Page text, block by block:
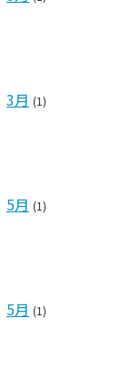
3月 (1)
5月 (1)
5月 (1)